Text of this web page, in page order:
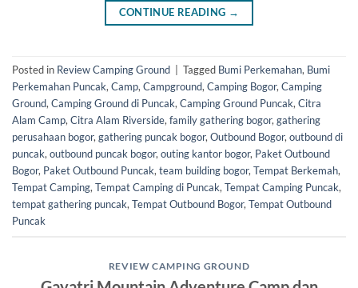
CONTINUE READING →
Posted in Review Camping Ground Tagged Bumi Perkemahan, Bumi
Perkemahan Puncak,Camp,Campground,Camping Bogor,Camping
Ground,Camping Ground di Puncak,Camping Ground Puncak,Citra
Alam Camp,Citra Alam Riverside,family gathering bogor,gathering
perusahaan bogor,gathering puncak bogor,Outbound Bogor,outbound di
puncak,outbound puncak bogor,outing kantor bogor, Paket Outbound
Bogor, Paket Outbound Puncak,team building bogor,Tempat Berkemah,
Tempat Camping,Tempat Camping di Puncak,Tempat Camping Puncak,
tempat gathering puncak,Tempat Outbound Bogor,Tempat Outbound
Puncak
REVIEW CAMPING GROUND